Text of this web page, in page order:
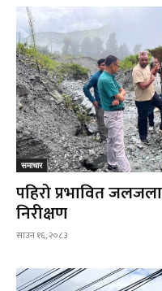
समाचार
पहिरो प्रभावित
निरीक्षण
साउन १६, २०८३